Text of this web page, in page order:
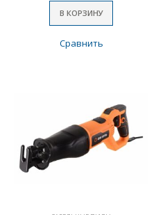
В КОРЗИНУ
Сравнить